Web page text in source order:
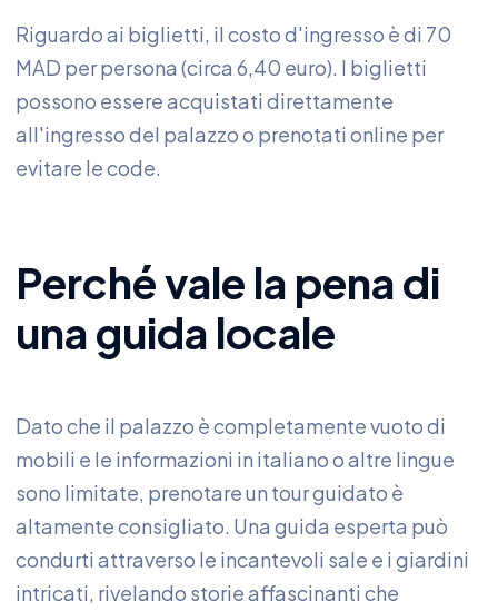
Riguardo ai biglietti, il costo d'ingresso è di 70
MAD per persona (circa 6,40 euro). I biglietti
possono essere acquistati direttamente
all'ingresso del palazzo o prenotati online per
evitare le code.
Perché vale la pena di
una guida locale
Dato che il palazzo è completamente vuoto di
mobili e le informazioni in italiano o altre lingue
sono limitate, prenotare un tour guidato è
altamente consigliato. Una guida esperta può
condurti attraverso le incantevoli sale e i giardini
intricati, rivelando storie affascinanti che